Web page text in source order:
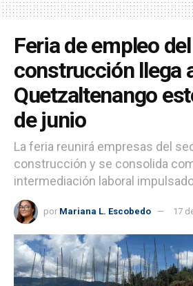
Feria de empleo
construcción llega
Quetzaltenango
de junio
La feria reunirá empresas del
construcción y se consolida
intermediación laboral
por Mariana L. Escobedo 17